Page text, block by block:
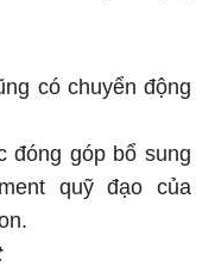
có chuyển động
đóng góp bổ sung
quỹ đạo của